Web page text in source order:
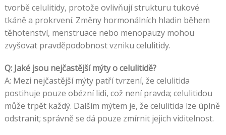
tvorbě celulitidy, protože ovlivňují strukturu tukové
tkáně a prokrvení. Změny hormonálních hladin během
těhotenství, menstruace nebo menopauzy mohou
zvyšovat pravděpodobnost vzniku celulitidy.
Q: Jaké jsou nejčastější mýty o celulitidě?
A: Mezi nejčastější mýty patří tvrzení, že celulitida
postihuje pouze obézní lidi, což není pravda; celulitidou
může trpět každý. Dalším mýtem je, že celulitida lze úplně
odstranit; správně se dá pouze zmírnit jejich viditelnost.